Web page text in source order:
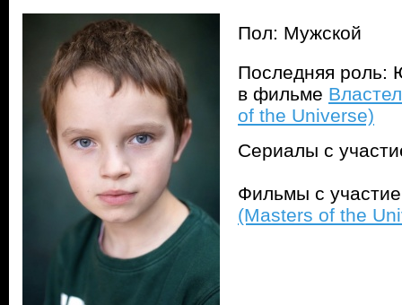
Пол: Мужской
Последняя роль:
в фильме
of the Universe)
Сериалы с
Фильмы с
(Masters of the